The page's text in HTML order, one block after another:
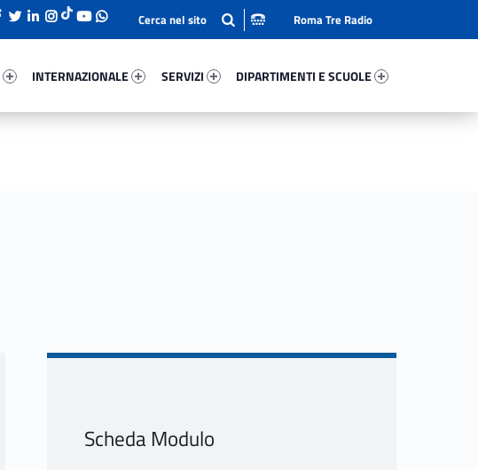
INTERNAZIONALE
SERVIZI
DIPARTIMENTI E SCUOLE
Roma Tre Radio
Scheda Modulo